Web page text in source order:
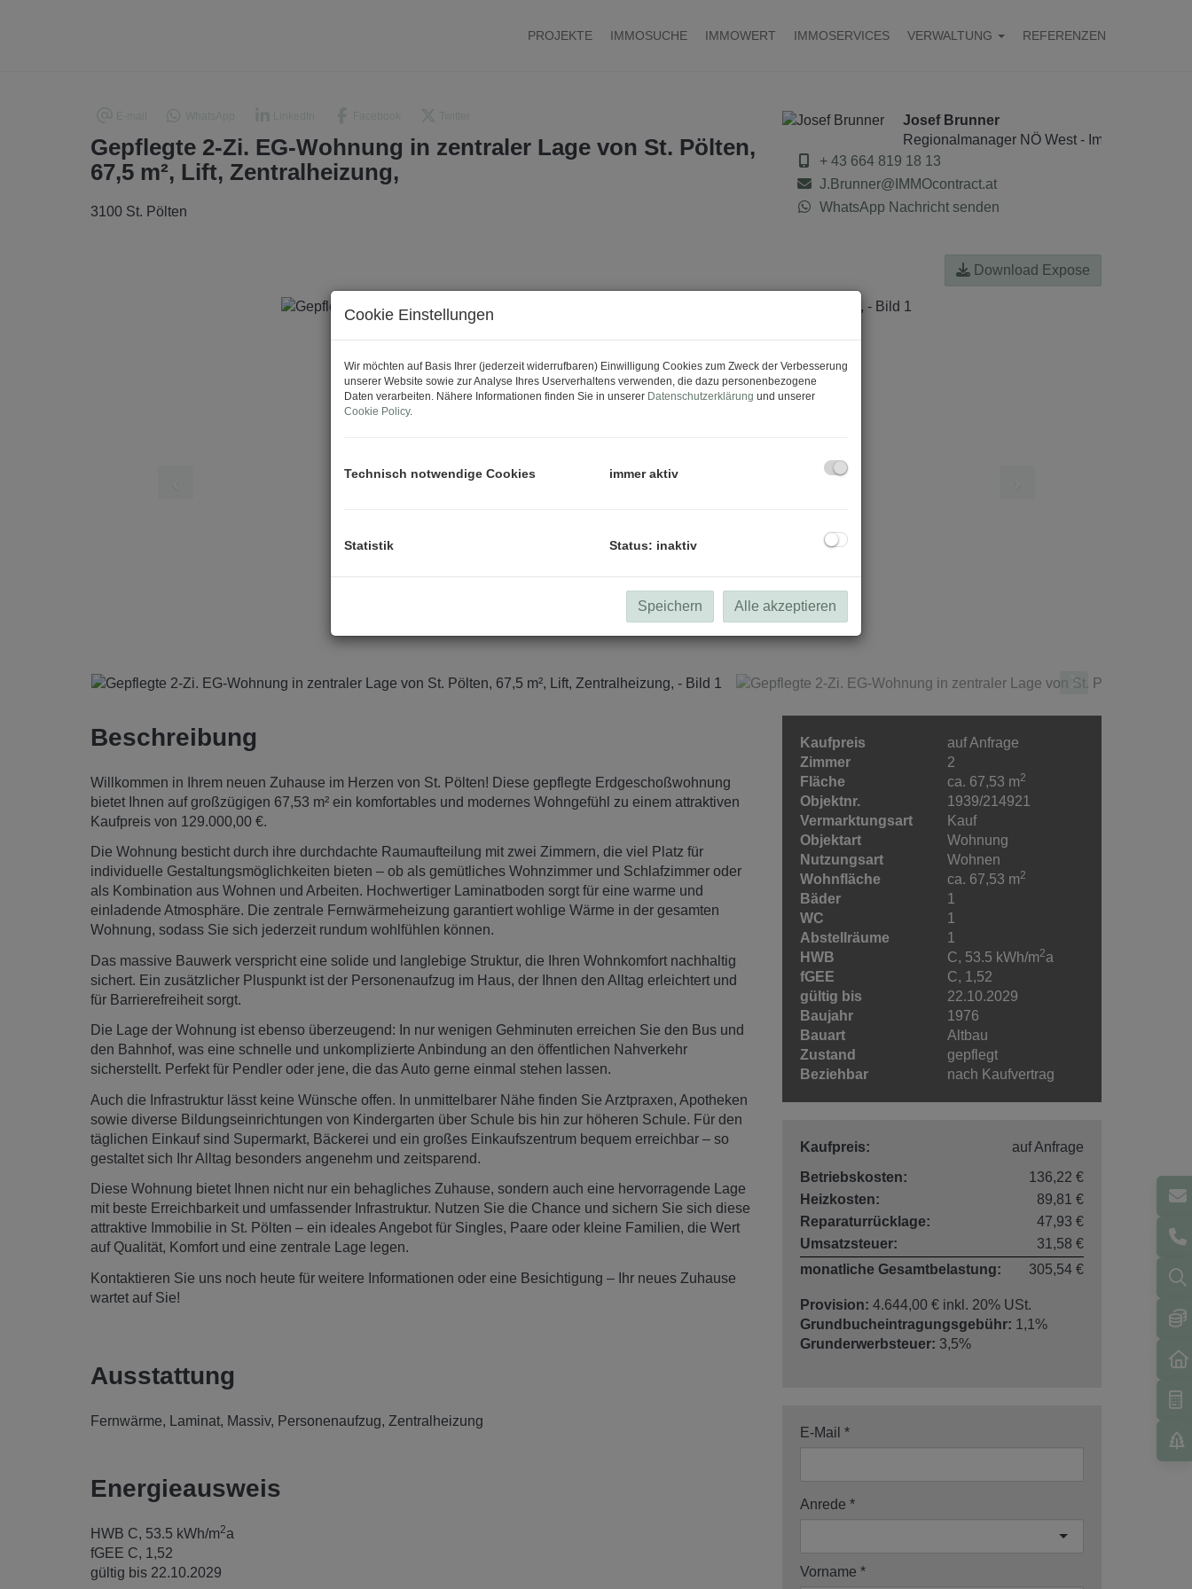
PROJEKTE IMMOSUCHE IMMOWERT IMMOSERVICES VERWALTUNG REFERENZEN
Gepflegte 2-Zi. EG-Wohnung in zentraler Lage von St. Pölten,
67,5 m², Lift, Zentralheizung,
3100 St. Pölten
Josef Brunner
Regionalmanager NÖ West -
+ 43 664 819 18 13
J.Brunner@IMMOcontract.at
WhatsApp Nachricht senden
Download Expose
Beschreibung
Willkommen in Ihrem neuen Zuhause im Herzen von St. Pölten! Diese gepflegte Erdgeschoßwohnung
bietet Ihnen auf großzügigen 67,53 m² ein komfortables und modernes Wohngefühl zu einem attraktiven
Kaufpreis von 129.000,00 €.
Die Wohnung besticht durch ihre durchdachte Raumaufteilung mit zwei Zimmern, die viel Platz für
individuelle Gestaltungsmöglichkeiten bieten – ob als gemütliches Wohnzimmer und Schlafzimmer oder
als Kombination aus Wohnen und Arbeiten. Hochwertiger Laminatboden sorgt für eine warme und
einladende Atmosphäre. Die zentrale Fernwärmeheizung garantiert wohlige Wärme in der gesamten
Wohnung, sodass Sie sich jederzeit rundum wohlfühlen können.
Das massive Bauwerk verspricht eine solide und langlebige Struktur, die Ihren Wohnkomfort nachhaltig
sichert. Ein zusätzlicher Pluspunkt ist der Personenaufzug im Haus, der Ihnen den Alltag erleichtert und
für Barrierefreiheit sorgt.
Die Lage der Wohnung ist ebenso überzeugend: In nur wenigen Gehminuten erreichen Sie den Bus und
den Bahnhof, was eine schnelle und unkomplizierte Anbindung an den öffentlichen Nahverkehr
sicherstellt. Perfekt für Pendler oder jene, die das Auto gerne einmal stehen lassen.
Auch die Infrastruktur lässt keine Wünsche offen. In unmittelbarer Nähe finden Sie Arztpraxen, Apotheken
sowie diverse Bildungseinrichtungen von Kindergarten über Schule bis hin zur höheren Schule. Für den
täglichen Einkauf sind Supermarkt, Bäckerei und ein großes Einkaufszentrum bequem erreichbar – so
gestaltet sich Ihr Alltag besonders angenehm und zeitsparend.
Diese Wohnung bietet Ihnen nicht nur ein behagliches Zuhause, sondern auch eine hervorragende Lage
mit beste Erreichbarkeit und umfassender Infrastruktur. Nutzen Sie die Chance und sichern Sie sich diese
attraktive Immobilie in St. Pölten – ein ideales Angebot für Singles, Paare oder kleine Familien, die Wert
auf Qualität, Komfort und eine zentrale Lage legen.
Kontaktieren Sie uns noch heute für weitere Informationen oder eine Besichtigung – Ihr neues Zuhause
wartet auf Sie!
Ausstattung
Fernwärme Laminat Massiv Personenaufzug Zentralheizung
Energieausweis
HWB C, 53.5 kWh/m2a
fGEE C, 1,52
gültig bis 22.10.2029
Kaufpreis
auf Anfrage
Zimmer
2
Fläche
ca. 67,53 m2
Objektnr.
1939/214921
Vermarktungsart
Kauf
Objektart
Wohnung
Nutzungsart
Wohnen
Wohnfläche
ca. 67,53 m2
Bäder
1
WC
1
Abstellräume
1
HWB
C, 53.5 kWh/m2a
fGEE
C, 1,52
gültig bis
22.10.2029
Baujahr
1976
Bauart
Altbau
Zustand
gepflegt
Beziehbar
nach Kaufvertrag
Kaufpreis:
auf Anfrage
Betriebskosten:
136,22 €
Heizkosten:
89,81 €
Reparaturrücklage:
47,93 €
Umsatzsteuer:
31,58 €
monatliche Gesamtbelastung:
305,54 €
Provision: 4.644,00 € inkl. 20% USt.
Grundbucheintragungsgebühr: 1,1%
Grunderwerbsteuer: 3,5%
E-Mail
Anrede
Vorname
Cookie Einstellungen
Wir möchten auf Basis Ihrer (jederzeit widerrufbaren) Einwilligung Cookies zum Zweck der Verbesserung
unserer Website sowie zur Analyse Ihres Userverhaltens verwenden, die dazu personenbezogene
Daten verarbeiten. Nähere Informationen finden Sie in unserer Datenschutzerklärung und unserer
Cookie Policy.
Technisch notwendige Cookies immer aktiv
Statistik Status: inaktiv
Speichern Alle akzeptieren